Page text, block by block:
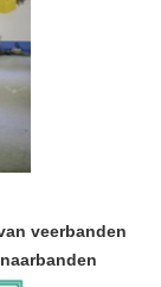
veerbanden